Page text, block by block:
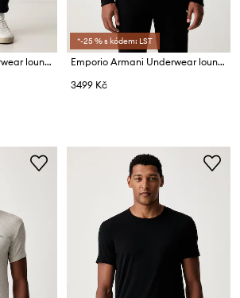
Emporio Armani Underwear loungewear kalhoty pánské
*-25 % s kódem: LST
Emporio Armani Underwear loungwear mikina pánská s bavlnou
3499 Kč